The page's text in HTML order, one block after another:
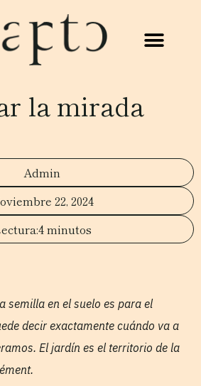
la mirada
Admin
22, 2024
4 minutos
semilla en el suelo es para el
decir exactamente cuándo va a
El jardín es el territorio de la